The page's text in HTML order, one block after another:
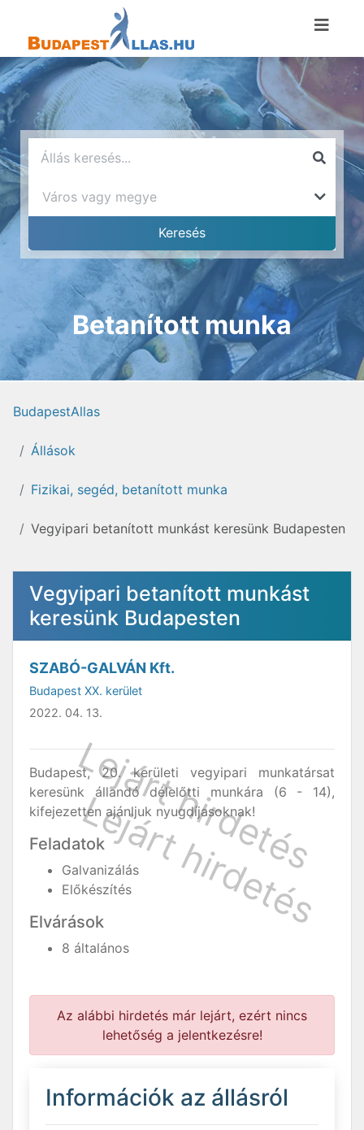
Betanított munka
BudapestAllas
Állások
Fizikai, segéd, betanított munka
Vegyipari betanított munkást keresünk Budapesten
Vegyipari betanított munkást
keresünk Budapesten
SZABÓ-GALVÁN Kft.
Budapest XX. kerület
2022. 04. 13.
Budapest, 20. kerületi vegyipari munkatársat
keresünk állandó délelőtti munkára (6 - 14),
kifejezetten ajánljuk nyugdíjasoknak!
Feladatok
Galvanizálás
Előkészítés
Elvárások
8 általános
Az alábbi hirdetés már lejárt, ezért nincs
lehetőség a jelentkezésre!
Információk az állásról